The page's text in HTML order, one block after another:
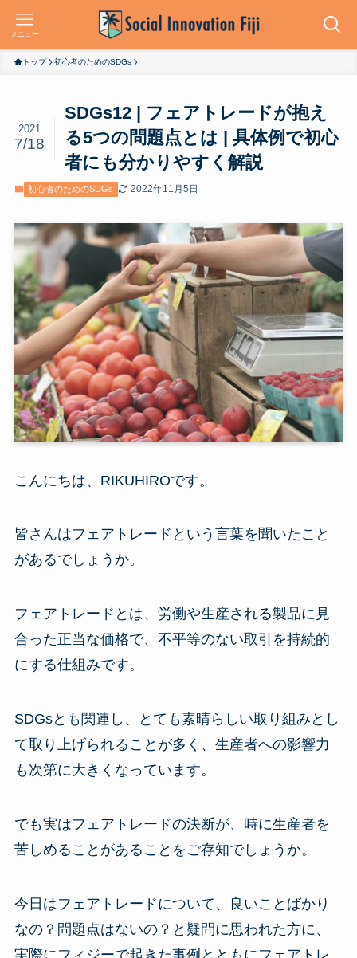
メニュー
トップ 初心者のためのSDGs
SDGs12 | フェアトレードが抱え
る5つの問題点とは | 具体例で初心
者にも分かりやすく解説
2021
7/18
初心者のためのSDGs 2022年11月5日
こんにちは、RIKUHIROです。
皆さんはフェアトレードという言葉を聞いたこと
があるでしょうか。
フェアトレードとは、労働や生産される製品に見
合った正当な価格で、不平等のない取引を持続的
にする仕組みです。
SDGsとも関連し、とても素晴らしい取り組みとし
て取り上げられることが多く、生産者への影響力
も次第に大きくなっています。
でも実はフェアトレードの決断が、時に生産者を
苦しめることがあることをご存知でしょうか。
今日はフェアトレードについて、良いことばかり
なの？問題点はないの？と疑問に思われた方に、
実際にフィジーで起きた事例とともにフェアトレ